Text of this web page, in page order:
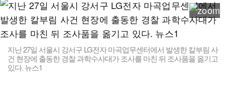
지난 27일 서울시 강서구 LG전자 마곡업무센터에서 발생한 칼부림 사
건 현장에 출동한 경찰 과학수사대가 조사를 마친 뒤 조사품을 옮기고
있다. 뉴스1